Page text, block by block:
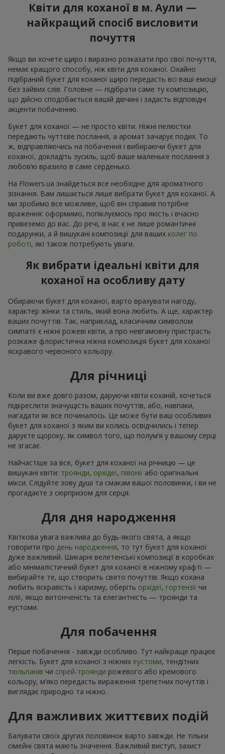
Квіти для коханої в м. Аули —
найкращий спосіб висловити
почуття
Якщо ви хочете щиро і виразно розказати про свої почуття,
немає кращого способу, ніж квіти для коханої. Охайно
підібраний букет для коханої щиро передасть всі ваші емоції
без зайвих слів. Головне — підібрати саме ту композицію,
що дійсно сподобається вашій дівчині і задасть відповідні
акценти побаченню.
Букет для коханої — не просто квіти. Ніжні пелюстки
передають чуттєве послання, а аромат зачарує подих. То
ж, відправляючись на побачення і вибираючи букет для
коханої, докладіть зусиль, щоб ваше маленьке послання з
любов’ю вразило в саме серденько.
На Flowers.ua знайдеться все необхідне для ароматного
зізнання. Вам лишається лише вибрати букет для коханої. А
ми зробимо все можливе, щоб він справив потрібне
враження: оформимо, попіклуємось про якість і вчасно
привеземо до вас. До речі, в нас є не лише романтичні
подарунки, а й вишукані композиції для ваших колег по
роботі, які також потребують уваги.
Як вибрати ідеальні квіти для
коханої на особливу дату
Обираючи букет для коханої, варто врахувати нагоду,
характер жінки та стиль, який вона любить. А ще, характер
ваших почуттів. Так, наприклад, класичним символом
симпатії є ніжні рожеві квіти, а про невгамовну пристрасть
розкаже флористична ніжна композиція букет для коханої
яскравого червоного кольору.
Для річниці
Коли ви вже довго разом, даруючи квіти коханій, хочеться
підкреслити значущість ваших почуттів, або, навпаки,
нагадати як все починалось. Це може бути ваш особливих
букет для коханої з яким ви колись освідчились і тепер
даруєте щороку, як символ того, що полум’я у вашому серці
не згасає.
Найчастіше за все, букет для коханої на річницю — це
вишукані квіти: троянди, орхідеї, півонії або оригінальні
мікси. Слідуйте зову душі та смакам вашої половинки, і ви не
прогадаєте з сюрпризом для серця.
Для дня народження
Квіткова увага важлива до будь-якого свята, а якщо
говорити про день народження, то тут букет для коханої
дуже важливий. Шикарні велетенські композиції в коробках
або мінімалістичний букет для коханої в ніжному крафті —
вибирайте те, що створить свято почуттів. Якщо кохана
любить яскравість і харизму, оберіть орхідеї, гортензії чи
лілії, якщо витонченість та елегантність — троянди та
еустоми.
Для побачення
Перше побачення - завжди особливо. Тут найкраще працює
легкість. Букет для коханої з ніжних еустоми, тендітних
тюльпанів чи спрей-троянди рожевого або кремового
кольору, м’яко передасть вираження трепетних почуттів і
виглядає природно та ніжно.
Для важливих життєвих подій
Балувати своїх других половинок варто завжди. Не тільки
сімейні свята мають значення. Важливий виступ, захист